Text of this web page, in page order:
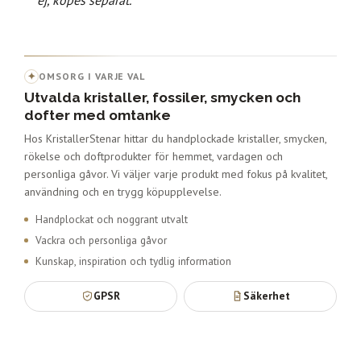
✦ OMSORG I VARJE VAL
Utvalda kristaller, fossiler, smycken och
dofter med omtanke
Hos KristallerStenar hittar du handplockade kristaller, smycken,
rökelse och doftprodukter för hemmet, vardagen och
personliga gåvor. Vi väljer varje produkt med fokus på kvalitet,
användning och en trygg köpupplevelse.
Handplockat och noggrant utvalt
Vackra och personliga gåvor
Kunskap, inspiration och tydlig information
GPSR Säkerhet